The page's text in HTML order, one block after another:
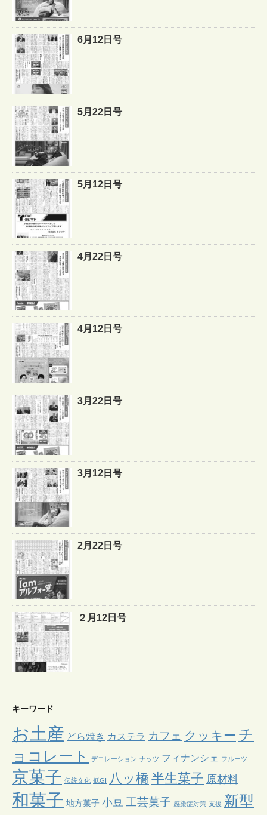
6月12日号
5月22日号
5月12日号
4月22日号
4月12日号
3月22日号
3月12日号
2月22日号
２月12日号
キーワード
お土産 どら焼き カステラ カフェ クッキー チ
ョコレート
デコレーション ナッツ フィナンシェ フルーツ
京菓子 伝統文化 低GI 八ッ橋 半生菓子 原材料
和菓子 地方菓子 小豆 工芸菓子 感染症対策 支援 新型